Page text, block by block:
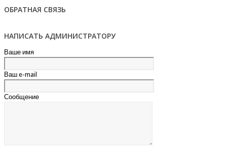
ОБРАТНАЯ СВЯЗЬ
НАПИСАТЬ АДМИНИСТРАТОРУ
Ваше имя
Ваш e-mail
Сообщение